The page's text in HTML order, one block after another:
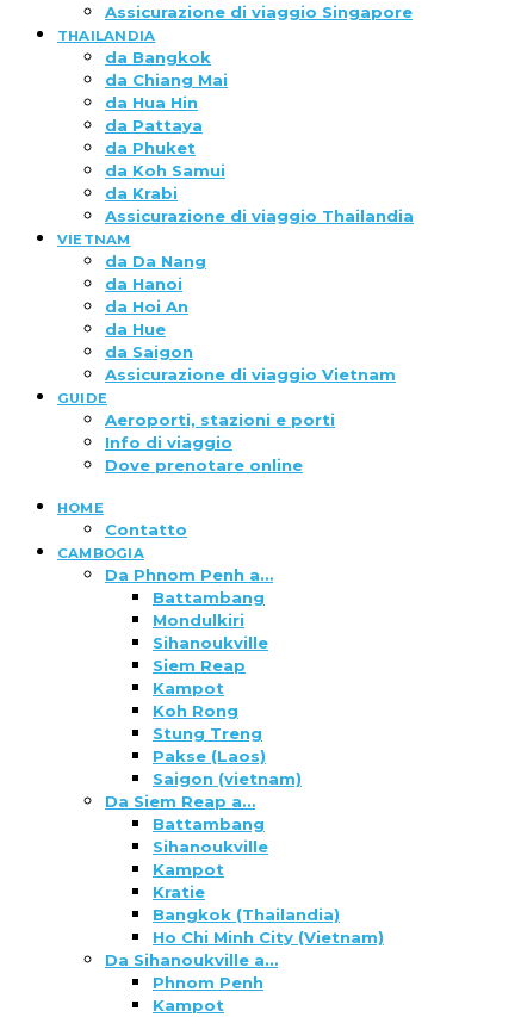
Assicurazione di viaggio Singapore
THAILANDIA
da Bangkok
da Chiang Mai
da Hua Hin
da Pattaya
da Phuket
da Koh Samui
da Krabi
Assicurazione di viaggio Thailandia
VIETNAM
da Da Nang
da Hanoi
da Hoi An
da Hue
da Saigon
Assicurazione di viaggio Vietnam
GUIDE
Aeroporti, stazioni e porti
Info di viaggio
Dove prenotare online
HOME
Contatto
CAMBOGIA
Da Phnom Penh a…
Battambang
Mondulkiri
Sihanoukville
Siem Reap
Kampot
Koh Rong
Stung Treng
Pakse (Laos)
Saigon (vietnam)
Da Siem Reap a…
Battambang
Sihanoukville
Kampot
Kratie
Bangkok (Thailandia)
Ho Chi Minh City (Vietnam)
Da Sihanoukville a…
Phnom Penh
Kampot